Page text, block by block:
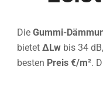
DieGummi-
bietetΔLw bis 34
besten Preis €/m².